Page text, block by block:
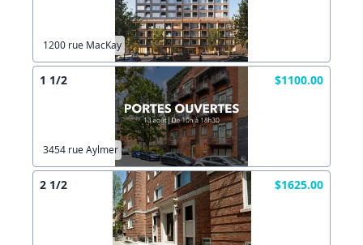
1200 rue MacKay
1 1/2 $1100.00
3454 rue Aylmer
2 1/2 $1625.00